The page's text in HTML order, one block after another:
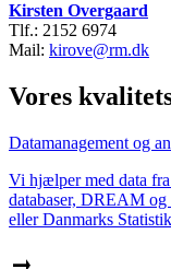
Kirsten Overgaard
Tlf.: 2152 6974
Mail: kirove@rm.dk
Vores
Datamanagement og
Vi hjælper med data
databaser, DREAM og
eller Danmarks